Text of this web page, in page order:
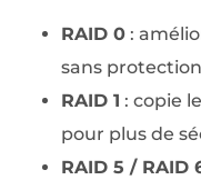
RAID 0 :
sans
RAID 1 : copie
pour plus de
RAID 5 / RAID